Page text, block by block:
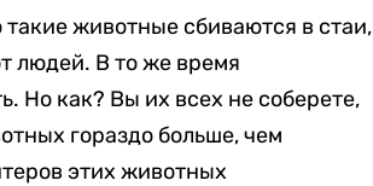
животные сбиваются в стаи,
людей. В то же время
Но как? Вы их всех не соберете,
гораздо больше, чем
этих животных